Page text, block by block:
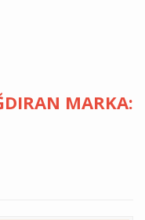
MARKA: